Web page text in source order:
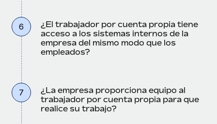
6
¿El trabajador por cuenta propia tiene
acceso a los sistemas internos de la
empresa del mismo modo que los
empleados?
7
¿La empresa proporciona equipo al
trabajador por cuenta propia para que
realice su trabajo?